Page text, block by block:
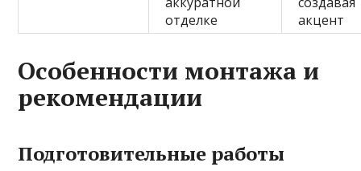
отделке
акцент
Особенности монтажа и
рекомендации
Подготовительные работы